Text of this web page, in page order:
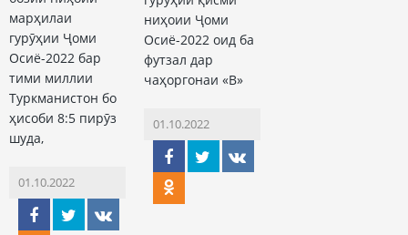
марҳилаи
гурӯҳии Ҷоми
Осиё-2022 бар
тими миллии
Туркманистон бо
ҳисоби 8:5 пирӯз
шуда,
01.10.2022
ниҳоии Ҷоми
Осиё-2022 оид ба
футзал дар
чаҳоргонаи «В»
01.10.2022